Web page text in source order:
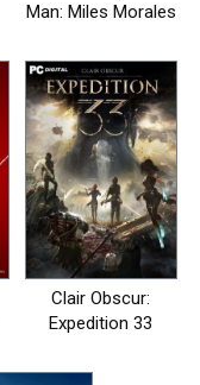
Man: Miles Morales
Clair Obscur:
Expedition 33